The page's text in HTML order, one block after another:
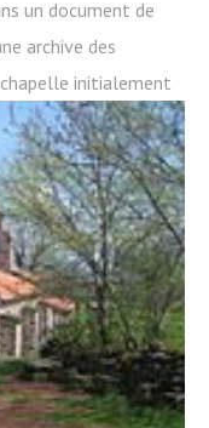
un document de
archive des
initialement